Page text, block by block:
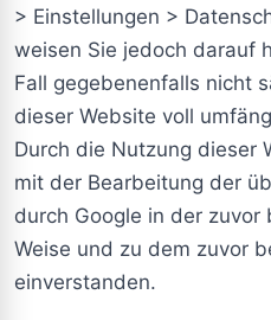
> Einstellungen >
weisen Sie jedoch darauf
Fall gegebenenfalls nicht
dieser Website voll
Durch die Nutzung dieser
mit der Bearbeitung der
durch Google in der
Weise und zu dem zuvor
einverstanden.